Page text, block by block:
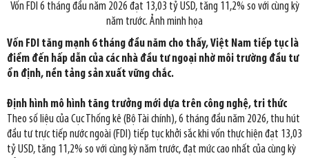
Vốn FDI 6 tháng đầu năm 2026 đạt 13,03 tỷ USD, tăng 11,2% so với cùng kỳ
năm trước. Ảnh minh họa
Vốn FDI tăng mạnh 6 tháng đầu năm cho thấy, Việt Nam tiếp tục là
điểm đến hấp dẫn của các nhà đầu tư ngoại nhờ môi trường đầu tư
ổn định, nền tảng sản xuất vững chắc.
Định hình mô hình tăng trưởng mới dựa trên công nghệ, tri thức
Theo số liệu của Cục Thống kê (Bộ Tài chính), 6 tháng đầu năm 2026, thu hút
đầu tư trực tiếp nước ngoài (FDI) tiếp tục khởi sắc khi vốn thực hiện đạt 13,03
tỷ USD, tăng 11,2% so với cùng kỳ năm trước, đạt mức cao nhất của cùng kỳ